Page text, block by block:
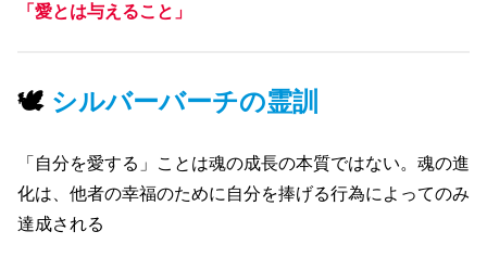
「愛とは与えること」
🕊シルバーバーチの霊訓
「自分を愛する」ことは魂の成長の本質ではない。魂の進
化は、他者の幸福のために自分を捧げる行為によってのみ
達成される